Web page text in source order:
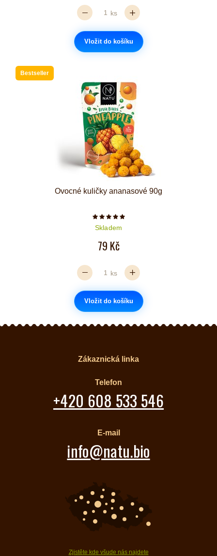
ks
Vložit do košíku
Bestseller
Ovocné kuličky ananasové 90g
Počet hvězdiček je 5 z 5
Skladem
79 Kč
ks
Vložit do košíku
Zákaznická linka
Telefon
+420 608 533 546
E-mail
info@natu.bio
Zjistěte kde všude nás najdete